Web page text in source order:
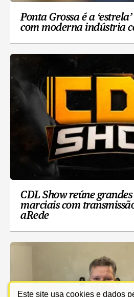
Ponta Grossa é a
com moderna indústria
CDL Show reúne
marciais com
aRede
Este site usa cookies e dados